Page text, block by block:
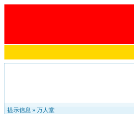
提示信息 » 万人堂